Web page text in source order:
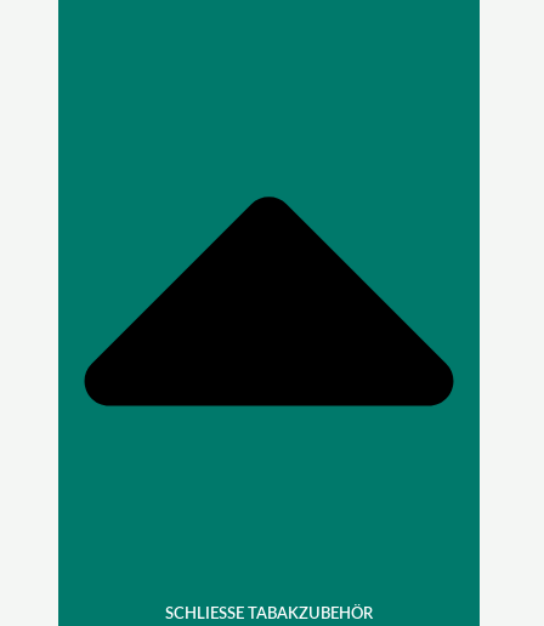
SCHLIESSE TABAKZUBEHÖR